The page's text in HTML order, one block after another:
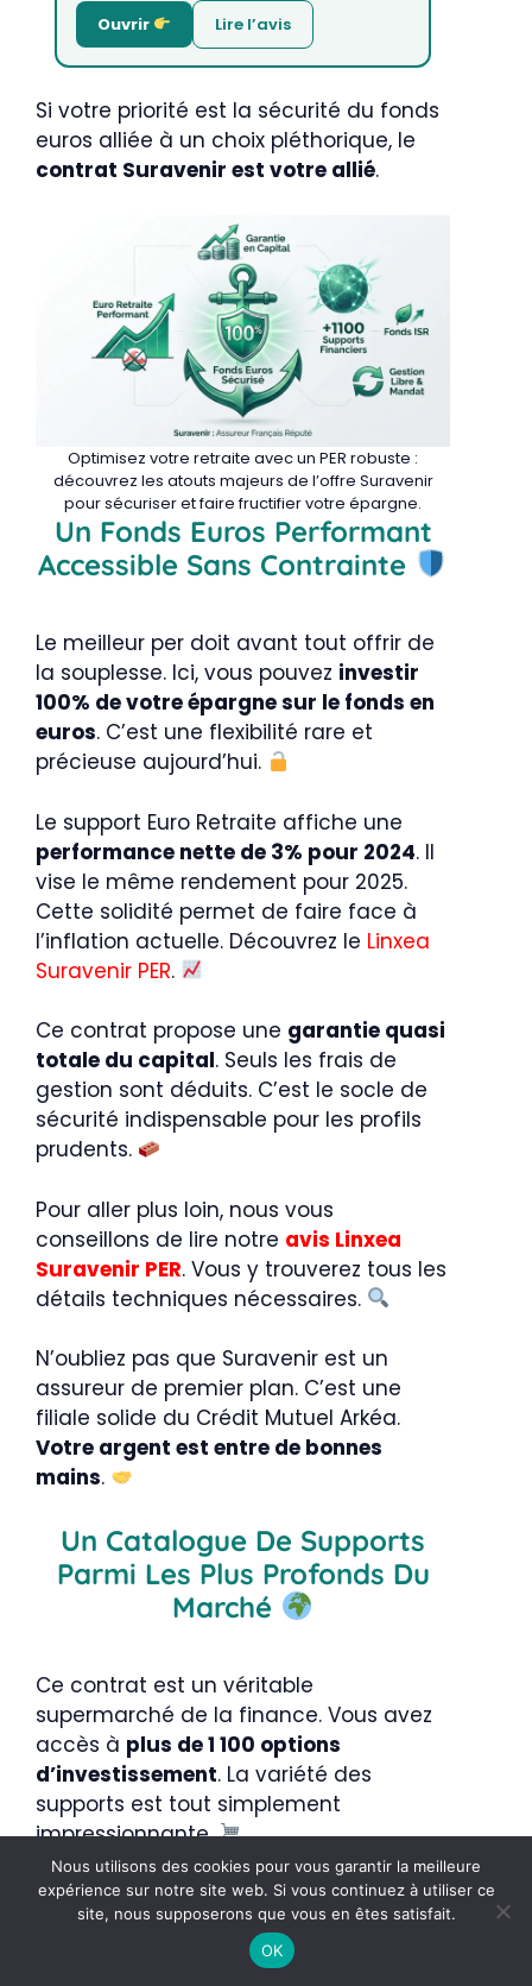
Ouvrir Lire l’avis
Si votre priorité est la sécurité du fonds
euros alliée à un choix pléthorique, le
contrat Suravenir est votre allié.
Optimisez votre retraite avec un PER robuste :
découvrez les atouts majeurs de l’offre Suravenir
pour sécuriser et faire fructifier votre épargne.
Un Fonds Euros Performant
Accessible Sans Contrainte
Le meilleur per doit avant tout offrir de
la souplesse. Ici, vous pouvez investir
100% de votre épargne sur le fonds en
euros. C’est une flexibilité rare et
précieuse aujourd’hui.
Le support Euro Retraite affiche une
performance nette de 3% pour 2024. Il
vise le même rendement pour 2025.
Cette solidité permet de faire face à
l’inflation actuelle. Découvrez le Linxea
Suravenir PER.
Ce contrat propose une garantie quasi
totale du capital. Seuls les frais de
gestion sont déduits. C’est le socle de
sécurité indispensable pour les profils
prudents.
Pour aller plus loin, nous vous
conseillons de lire notre avis Linxea
Suravenir PER. Vous y trouverez tous les
détails techniques nécessaires.
N’oubliez pas que Suravenir est un
assureur de premier plan. C’est une
filiale solide du Crédit Mutuel Arkéa.
Votre argent est entre de bonnes
mains.
Un Catalogue De Supports
Parmi Les Plus Profonds Du
Marché
Ce contrat est un véritable
supermarché de la finance. Vous avez
accès à plus de 1 100 options
d’investissement. La variété des
supports est tout simplement
impressionnante.
Nous apprécions particulièrement la
présence de nombreux fonds ISR. Votre
épargne peut ainsi financer des projets
Nous utilisons des cookies pour vous garantir la meilleure
expérience sur notre site web. Si vous continuez à utiliser ce
site, nous supposerons que vous en êtes satisfait.
OK